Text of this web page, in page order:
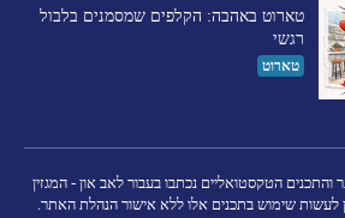
טארוט באהבה: הקלפים שמסמנים בלבול
רגשי
טארוט
הטקסטואליים נכתבו בעבור לאב און - המגזין
לעשות שימוש בתכנים אלו ללא אישור הנהלת האתר.